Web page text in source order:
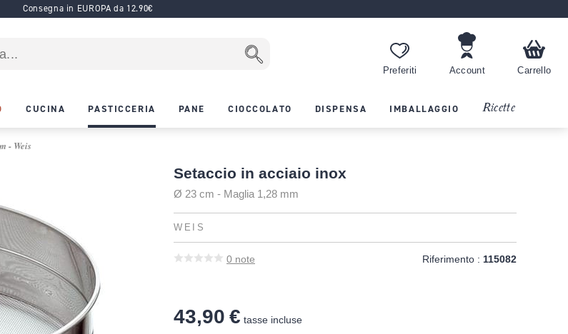
Consegna in EUROPA da 12.90€
Preferiti Account Carrello
CUCINA PASTICCERIA PANE CIOCCOLATO DISPENSA IMBALLAGGIO Ricette
- Weis
Setaccio in acciaio inox
Ø 23 cm - Maglia 1,28 mm
WEIS
0 note Riferimento : 115082
43,90 € tasse incluse